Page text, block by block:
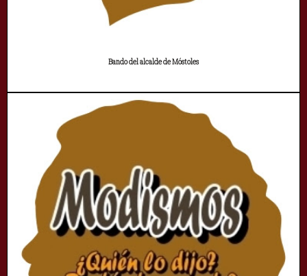
Bando del alcalde de Móstoles